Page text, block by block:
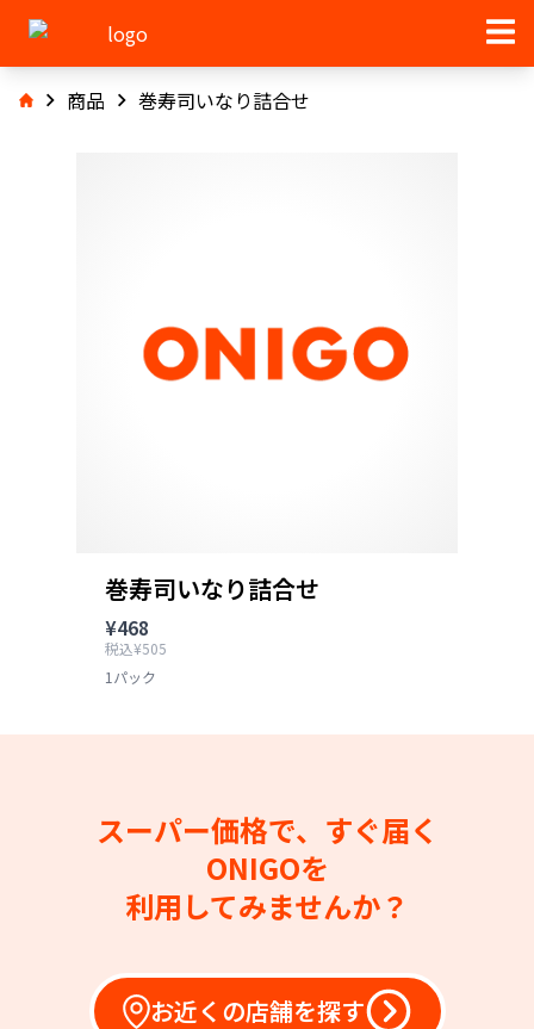
商品 巻寿司いなり詰合せ
巻寿司いなり詰合せ
¥468
税込¥505
1パック
スーパー価格で、すぐ届く
ONIGOを
利用してみませんか？
お近くの店舗を探す